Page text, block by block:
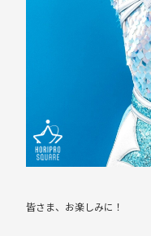
皆さま、お楽しみに！